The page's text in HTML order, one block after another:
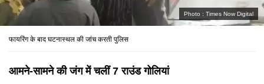
Photo : Times Now Digital
फायरिंग के बाद घटनास्थल की जांच करती पुलिस
आमने-सामने की जंग में चलीं 7 राउंड गोलियां